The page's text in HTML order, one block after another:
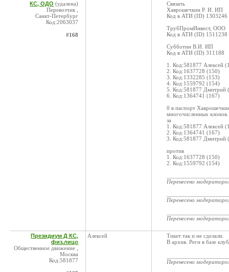
КС, ОДО (удалена)
Перевозчик ,
Санкт-Петербург
Код:2063037
#168
Связать
Хаврошечкин Р. И. ИП
Код в АТИ (ID) 1303246
ТрубПромИнвест, ООО
Код в АТИ (ID) 1511238
Субботин В.И. ИП
Код в АТИ (ID) 311188
1. Код:581877 Алексей
2. Код:1637728 (150)
3. Код:1332285 (153)
4. Код:1559792 (154)
5. Код:581877 Дмитрий
6. Код:1364741 (167)
0 в паспорт
многочисленных
за
1. Код:581877 Алексей
2. Код:1364741 (167)
3. Код:581877 Дмитрий
против
1. Код:1637728 (150)
2. Код:1559792 (154)
Перенесено
Перенесено
Перенесено
Президиум Д КС,
физ.лицо
Общественное движение ,
Москва
Код:581877
Алексей
Тикет так и не сделали.
В архив. Реги в базе
Перенесено